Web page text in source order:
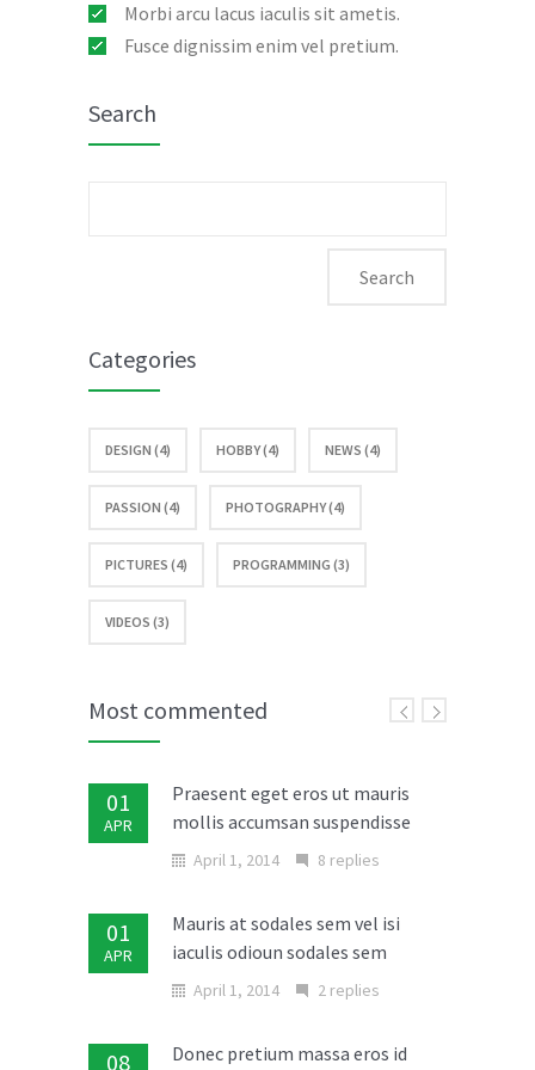
Morbi arcu lacus iaculis sit ametis.
Fusce dignissim enim vel pretium.
Search
Categories
DESIGN (4) HOBBY (4) NEWS (4)
PASSION (4) PHOTOGRAPHY (4)
PICTURES (4) PROGRAMMING (3)
VIDEOS (3)
Most commented
01
APR
Praesent eget eros ut mauris
mollis accumsan suspendisse
April 1, 2014 8 replies
01
APR
Mauris at sodales sem vel isi
iaculis odioun sodales sem
April 1, 2014 2 replies
08
Donec pretium massa eros id